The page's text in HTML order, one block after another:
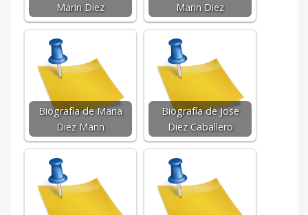
Marin Diez
Marin Diez
Biografía de Maria
Diez Marin
Biografía de Jose
Diez Caballero